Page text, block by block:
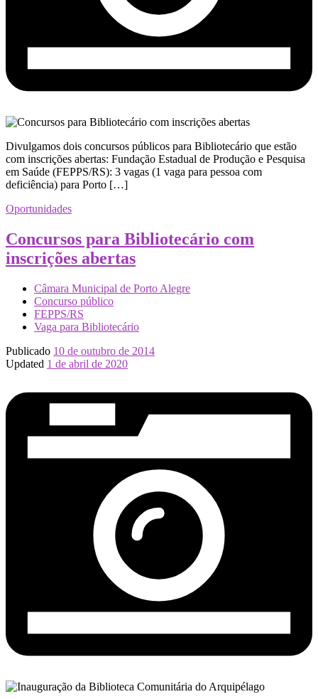
Divulgamos dois concursos públicos para Bibliotecário que estão
com inscrições abertas: Fundação Estadual de Produção e Pesquisa
em Saúde (FEPPS/RS): 3 vagas (1 vaga para pessoa com
deficiência) para Porto […]
Oportunidades
Concursos para Bibliotecário com
inscrições abertas
Câmara Municipal de Porto Alegre
Concurso público
FEPPS/RS
Vaga para Bibliotecário
Publicado 10 de outubro de 2014
Updated 1 de abril de 2020